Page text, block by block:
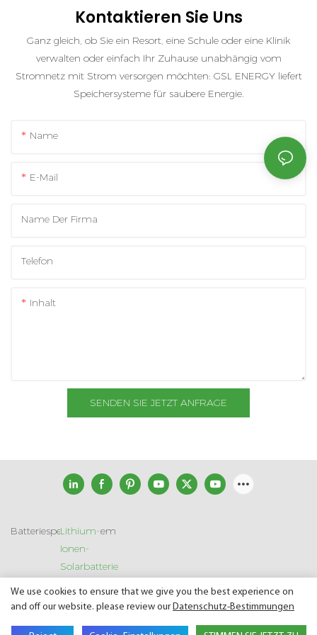
Kontaktieren Sie Uns
Ganz gleich, ob Sie ein Resort, eine Schule oder eine Klinik
verwalten oder einfach Ihr Zuhause unabhängig vom
Stromnetz mit Strom versorgen möchten: GSL ENERGY liefert
Speichersysteme für saubere Energie.
Name
E-Mail
Name Der Firma
Telefon
Inhalt
SENDEN SIE JETZT ANFRAGE
Batteriespeichersystem
Lithium-
Ionen-
Solarbatterie
Copyright © 2026 SHENZHEN GSL ENERGY TECH CO LTD |
Seitenverzeichnis | Datenschutz richtlinie
We use cookies to ensure that we give you the best experience on
and off our website. please review ourDatenschutz-Bestimmungen